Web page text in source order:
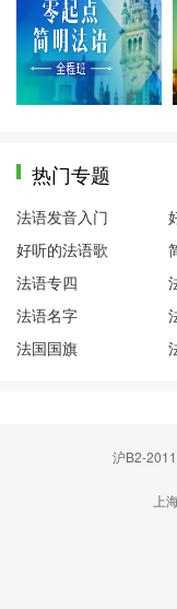
热门专题
法语发音入门
好听的法语歌
法语专四
法语名字
法国国旗
沪B2-
上